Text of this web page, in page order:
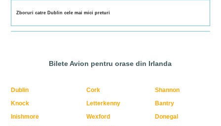
Zboruri catre Dublin cele mai mici preturi
Bilete Avion pentru orase din Irlanda
Dublin Cork
Shannon
Knock
Letterkenny
Bantry
Inishmore
Wexford
Donegal